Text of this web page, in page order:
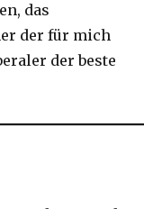
das
der für mich
der beste